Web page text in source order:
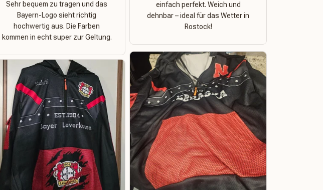
einfach perfekt. Weich und
dehnbar – ideal für das Wetter in
Rostock!
Sehr bequem zu tragen und das
Bayern-Logo sieht richtig
hochwertig aus. Die Farben
kommen in echt super zur Geltung.